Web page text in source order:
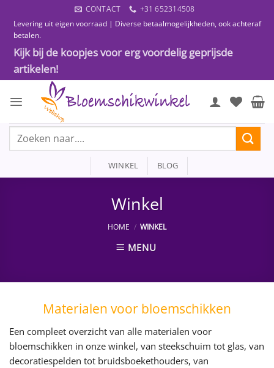
naar
inhoud
CONTACT
+31 652314508
Levering uit eigen voorraad | Diverse betaalmogelijkheden, ook achteraf
betalen.
Kijk bij de koopjes voor erg voordelig geprijsde
artikelen!
Zoeken
WINKEL BLOG
Winkel
HOME / WINKEL
MENU
Materialen voor bloemschikken
Een compleet overzicht van alle materialen voor
bloemschikken in onze winkel, van steekschuim tot glas, van
decoratiespelden tot bruidsboekethouders, van